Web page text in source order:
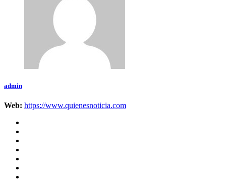
admin
Web: https://www.quienesnoticia.com